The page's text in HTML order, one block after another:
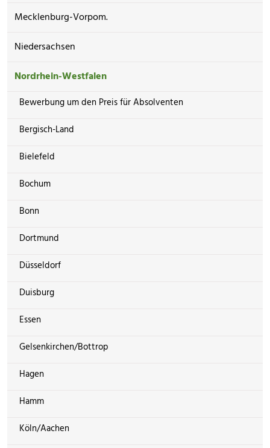
Mecklenburg-Vorpom.
Niedersachsen
Nordrhein-Westfalen
Bewerbung um den Preis für Absolventen
Bergisch-Land
Bielefeld
Bochum
Bonn
Dortmund
Düsseldorf
Duisburg
Essen
Gelsenkirchen/Bottrop
Hagen
Hamm
Köln/Aachen